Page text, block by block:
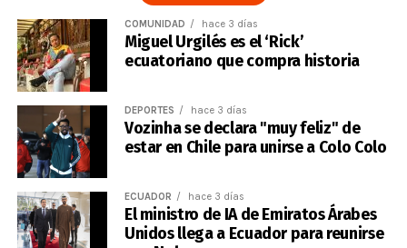
COMUNIDAD hace 3 días
Miguel Urgilés es el ‘Rick’
ecuatoriano que compra historia
DEPORTES hace 3 días
Vozinha se declara "muy feliz" de
estar en Chile para unirse a Colo Colo
ECUADOR hace 3 días
El ministro de IA de Emiratos Árabes
Unidos llega a Ecuador para reunirse